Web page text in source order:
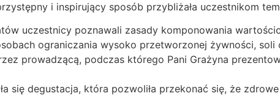
i inspirujący sposób przybliżała uczestnikom
uczestnicy poznawali zasady komponowania
ograniczania wysoko przetworzonej żywności,
prowadzącą, podczas którego Pani Grażyna
się degustacja, która pozwoliła przekonać się, że